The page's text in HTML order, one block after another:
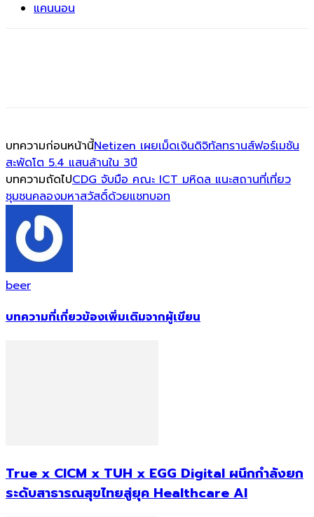
แคนนอน
บทความก่อนหน้านี้Netizen เผยเม็ดเงินดิจิทัลทรานส์ฟอร์เมชัน
สะพัดโต 5.4 แสนล้านใน 3ปี
บทความถัดไปCDG จับมือ คณะ ICT มหิดล แนะสถานที่เที่ยว
ชุมชนคลองมหาสวัสดิ์ด้วยแชทบอท
beer
บทความที่เกี่ยวข้องเพิ่มเติมจากผู้เขียน
True x CICM x TUH x EGG Digital ผนึกกำลังยก
ระดับสาธารณสุขไทยสู่ยุค Healthcare AI